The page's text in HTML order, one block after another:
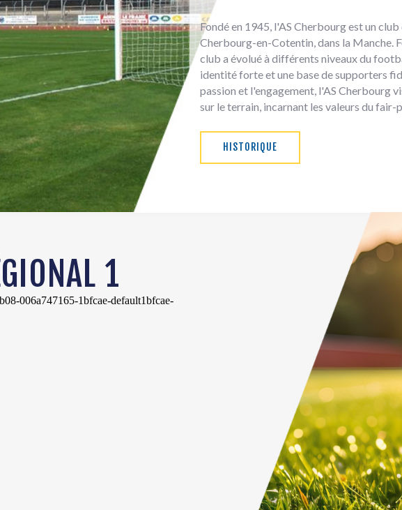
Fondé en 1945, l'AS Cherbourg est un
Cherbourg-en-Cotentin, dans la Manche.
club a évolué à différents niveaux du
identité forte et une base de supporters
passion et l'engagement, l'AS Cherbourg
sur le terrain, incarnant les valeurs du
HISTORIQUE
1